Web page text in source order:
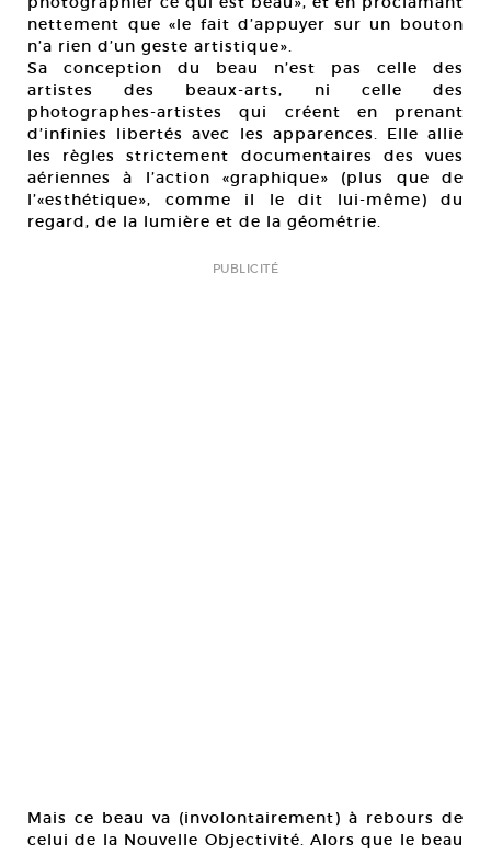
nettement que «le fait d’appuyer sur un bouton
n’a rien d’un geste artistique».
Sa conception du beau n’est pas celle des
artistes des beaux-arts, ni celle des
photographes-artistes qui créent en prenant
d’infinies libertés avec les apparences. Elle allie
les règles strictement documentaires des vues
aériennes à l’action «graphique» (plus que de
l’«esthétique», comme il le dit lui-même) du
regard, de la lumière et de la géométrie.
PUBLICITÉ
Mais ce beau va (involontairement) à rebours de
celui de la Nouvelle Objectivité. Alors que le beau